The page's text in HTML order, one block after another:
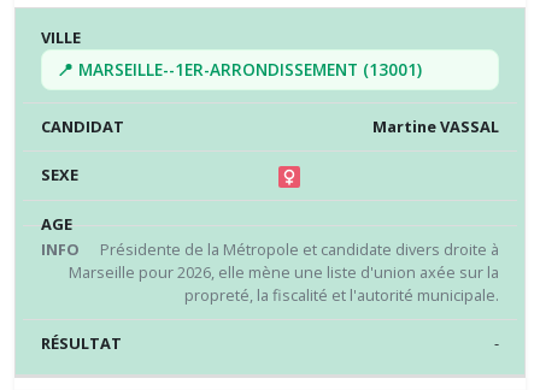
📍 MARSEILLE--1ER-ARRONDISSEMENT (13001)
Martine VASSAL
Présidente de la Métropole et candidate divers droite à
Marseille pour 2026, elle mène une liste d'union axée sur la
propreté, la fiscalité et l'autorité municipale.
-